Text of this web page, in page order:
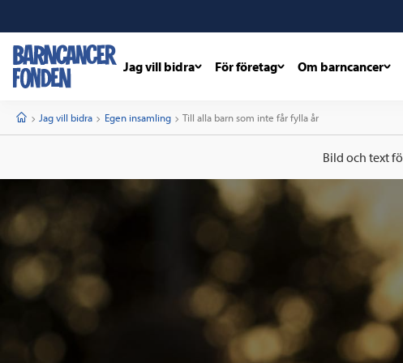
Jag vill bidra För företag Om barncancer
StartJag vill bidra Egen insamling Current:
Till alla barn som inte får fylla år
Bild och text